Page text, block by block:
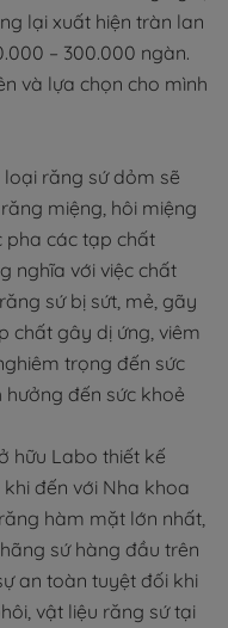
lại xuất hiện tràn lan
– 300.000 ngàn.
và lựa chọn cho mình
răng sứ dỏm sẽ
miệng, hôi miệng
pha các tạp chất
nghĩa với việc chất
sứ bị sứt, mẻ, gãy
chất gây dị ứng, viêm
trọng đến sức
đến sức khoẻ
hữu Labo thiết kế
đến với Nha khoa
hàm mặt lớn nhất,
sứ hàng đầu trên
an toàn tuyệt đối khi
vật liệu răng sứ tại